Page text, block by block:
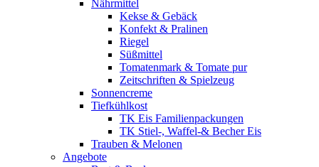
Nährmittel
Kekse & Gebäck
Konfekt & Pralinen
Riegel
Süßmittel
Tomatenmark & Tomate pur
Zeitschriften & Spielzeug
Sonnencreme
Tiefkühlkost
TK Eis Familienpackungen
TK Stiel-, Waffel-& Becher Eis
Trauben & Melonen
Angebote